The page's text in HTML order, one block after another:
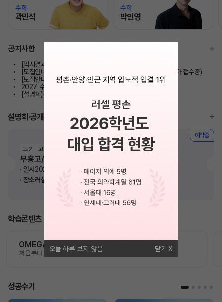
오늘 하루 보지 않음 닫기
수학
곽민석
수학
박인영
공지사항
【입시결과】2026학년도 대입 합격 현황/성적 향상 현황
【모집안내】2027 반수반 / 반수종합반 모집 안내(*마감/대기자 접수중)
【모집안내】 재학생 정규반 모집 안내
2027 수시 합격예측 서비스 이용안내
【설명회】《고1/고2》학교별 내신 전략 설명회
설명회·공개특강
고2 고1
부흥고/평촌고 내신대비 학습전략 설명회
일시 2026. 08. 10(월) 오후 6시 30분
장소러셀 평촌학원
예약중
학습콘텐츠
OMEGA 모의고사
처음부터 끝까지 가장 완벽한 수능 플랜
성공수기